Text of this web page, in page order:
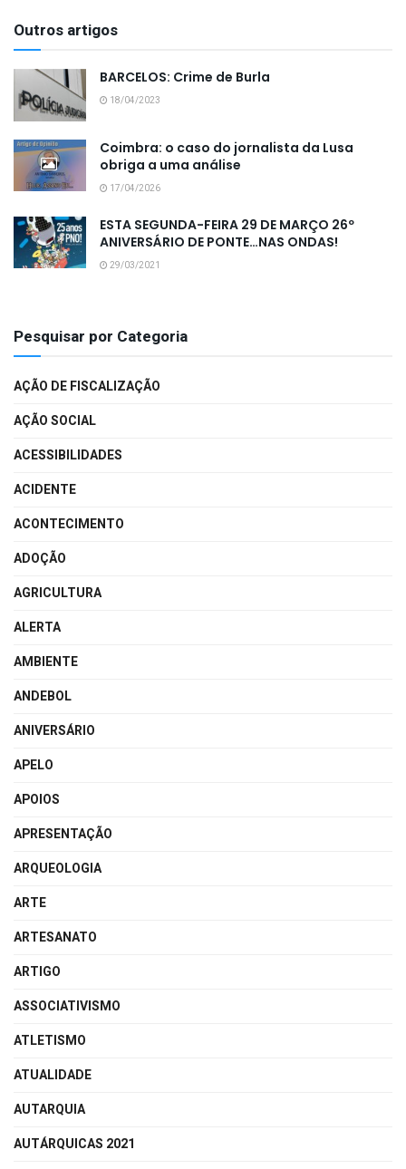
Outros artigos
BARCELOS: Crime de Burla
18/04/2023
Coimbra: o caso do jornalista da Lusa
obriga a uma análise
17/04/2026
ESTA SEGUNDA-FEIRA 29 DE MARÇO 26º
ANIVERSÁRIO DE PONTE…NAS ONDAS!
29/03/2021
Pesquisar por Categoria
AÇÃO DE FISCALIZAÇÃO
AÇÃO SOCIAL
ACESSIBILIDADES
ACIDENTE
ACONTECIMENTO
ADOÇÃO
AGRICULTURA
ALERTA
AMBIENTE
ANDEBOL
ANIVERSÁRIO
APELO
APOIOS
APRESENTAÇÃO
ARQUEOLOGIA
ARTE
ARTESANATO
ARTIGO
ASSOCIATIVISMO
ATLETISMO
ATUALIDADE
AUTARQUIA
AUTÁRQUICAS 2021